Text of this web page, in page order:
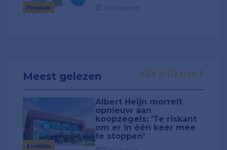
Premium
Meest gelezen Alle artikelen
Premium
Albert Heijn morrelt
opnieuw aan
koopzegels: 'Te riskant
om er in één keer mee
te stoppen'